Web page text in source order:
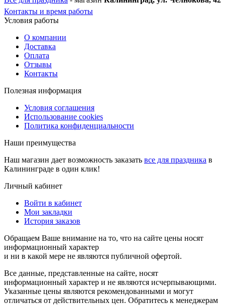
Контакты и время работы
Условия работы
О компании
Доставка
Оплата
Отзывы
Контакты
Полезная информация
Условия соглашения
Использование cookies
Политика конфиденциальности
Наши преимущества
Наш магазин дает возможность заказать все для праздника в
Калининграде в один клик!
Личный кабинет
Войти в кабинет
Мои закладки
История заказов
Обращаем Ваше внимание на то, что на сайте цены носят
информационный характер
и ни в какой мере не являются публичной офертой.
Все данные, представленные на сайте, носят
информационный характер и не являются исчерпывающими.
Указанные цены являются рекомендованными и могут
отличаться от действительных цен. Обратитесь к менеджерам